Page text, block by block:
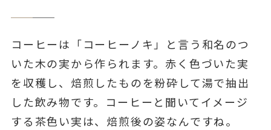
コーヒーは「コーヒーノキ」と言う和名のつ
いた木の実から作られます。赤く色づいた実
を収穫し、焙煎したものを粉砕して湯で抽出
した飲み物です。コーヒーと聞いてイメージ
する茶色い実は、焙煎後の姿なんですね。